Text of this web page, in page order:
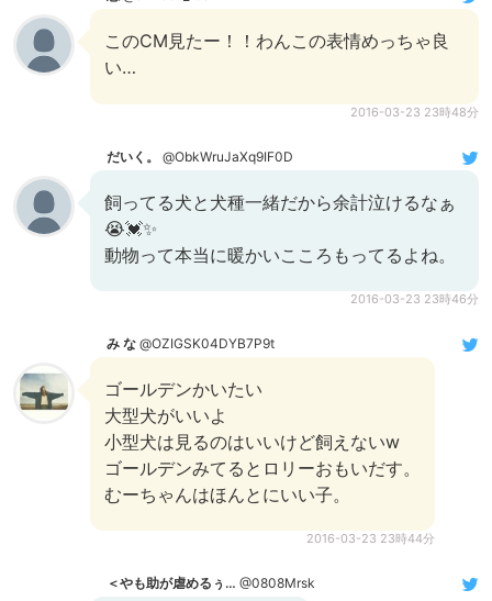
このCM見たー！！わんこの表情めっちゃ良
い…
2016-03-23 23時48分
だいく。 @ObkWruJaXq9IF0D
飼ってる犬と犬種一緒だから余計泣けるなぁ
😭💓✨
動物って本当に暖かいこころもってるよね。
2016-03-23 23時46分
み な @OZIGSK04DYB7P9t
ゴールデンかいたい
大型犬がいいよ
小型犬は見るのはいいけど飼えないw
ゴールデンみてるとロリーおもいだす。
むーちゃんはほんとにいい子。
2016-03-23 23時44分
＜やも助が虐めるぅ… @0808Mrsk